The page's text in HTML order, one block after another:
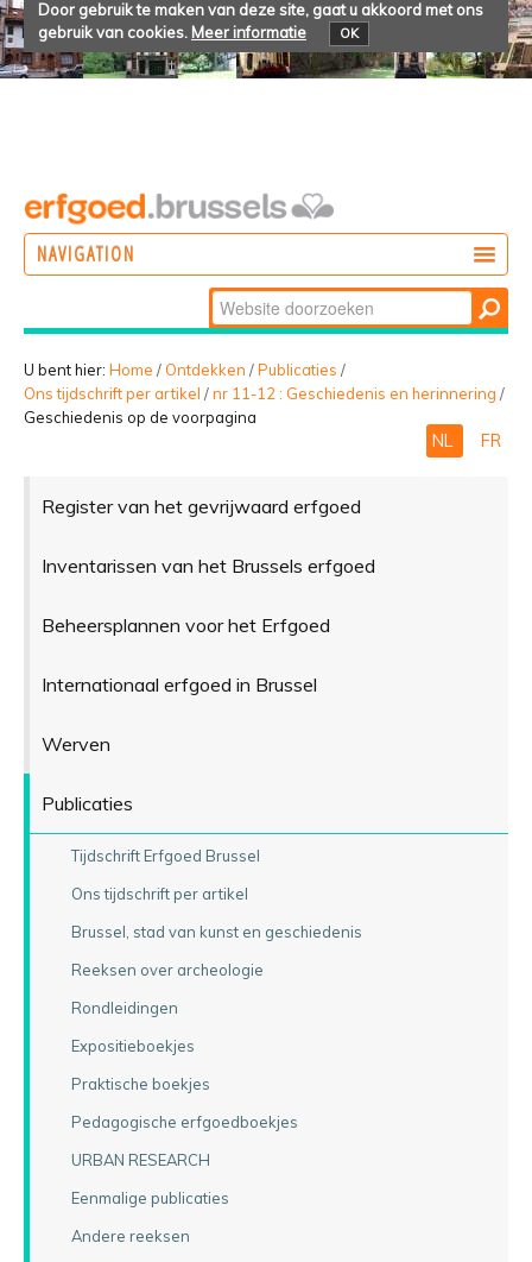
Door gebruik te maken van deze site, gaat u akkoord met ons
gebruik van cookies. Meer informatie OK
NAVIGATION
BELEVEN
Zoek
Geavanceerd
zoeken...
U bent hier: Home / Ontdekken /Publicaties /
Ons tijdschrift per artikel /nr 11-12 : Geschiedenis en herinnering /
Geschiedenis op de voorpagina
NL FR
Register van het gevrijwaard erfgoed
Inventarissen van het Brussels erfgoed
Beheersplannen voor het Erfgoed
Internationaal erfgoed in Brussel
Werven
Publicaties
Tijdschrift Erfgoed Brussel
Ons tijdschrift per artikel
Brussel, stad van kunst en geschiedenis
Reeksen over archeologie
Rondleidingen
Expositieboekjes
Praktische boekjes
Pedagogische erfgoedboekjes
URBAN RESEARCH
Eenmalige publicaties
Andere reeksen